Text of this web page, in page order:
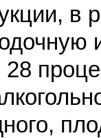
в